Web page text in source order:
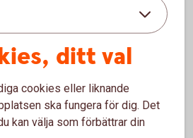
och Öjebyn
ännu bättre att leva. Just här.
i Piteå
ditt val
cookies eller liknande
ska fungera för dig. Det
kan välja som förbättrar din